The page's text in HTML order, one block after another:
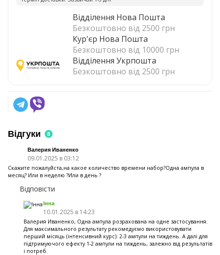
Відділення Нова Пошта
Безкоштовно від 2500 грн
Кур'єр Нова Пошта
Безкоштовно від 10000 грн
Відділення Укрпошта
Безкоштовно від 2500 грн
Відгуки 8
Валерия Иваненко
09.01.2025 в 03:12
Скажите пожалуйста,на какое количество времени набор?Одна ампула в
месяц? Или в неделю ?Или в день ?
Відповісти
Інна
10.01.2025 в 14:23
Валерия Иваненко, Одна ампула розрахована на одне застосування.
Для максимального результату рекомедуємо використовувати
перший місяць (інтенсивний курс): 2-3 ампули на тиждень. А далі для
підтримуючого ефекту 1-2 ампули на тиждень, залежно від результатів
і потреб.